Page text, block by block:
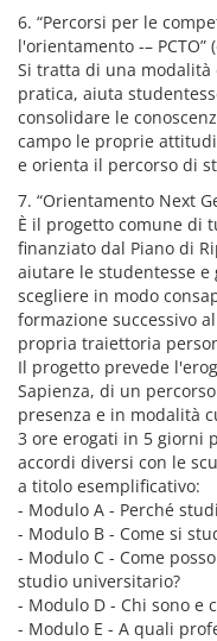
6. “Percorsi per le
l'orientamento -–
Si tratta di una
pratica, aiuta
consolidare le
campo le proprie
e orienta il percorso di
7. “Orientamento Next
È il progetto comune di
finanziato dal Piano di
aiutare le studentesse
scegliere in modo
formazione successivo
propria traiettoria
Il progetto prevede
Sapienza, di un
presenza e in modalità
3 ore erogati in 5 giorni
accordi diversi con le
a titolo esemplificativo:
- Modulo A - Perché
- Modulo B - Come si
- Modulo C - Come
studio universitario?
- Modulo D - Chi sono e
- Modulo E - A quali